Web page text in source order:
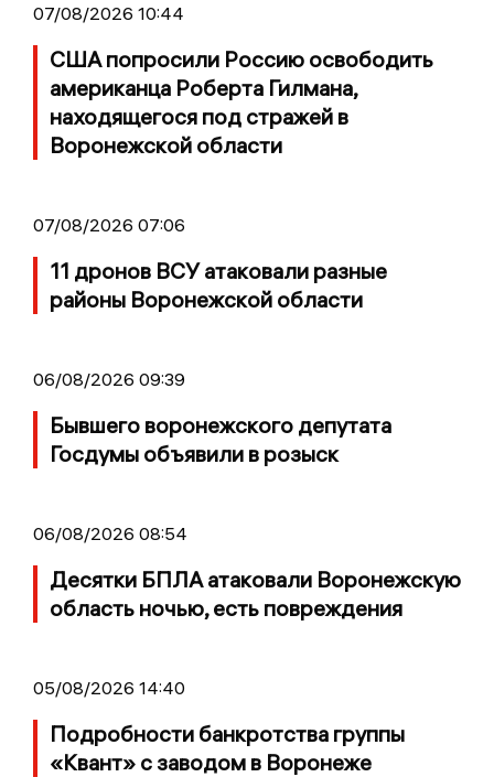
07/08/2026 10:44
США попросили Россию освободить
американца Роберта Гилмана,
находящегося под стражей в
Воронежской области
07/08/2026 07:06
11 дронов ВСУ атаковали разные
районы Воронежской области
06/08/2026 09:39
Бывшего воронежского депутата
Госдумы объявили в розыск
06/08/2026 08:54
Десятки БПЛА атаковали Воронежскую
область ночью, есть повреждения
05/08/2026 14:40
Подробности банкротства группы
«Квант» с заводом в Воронеже